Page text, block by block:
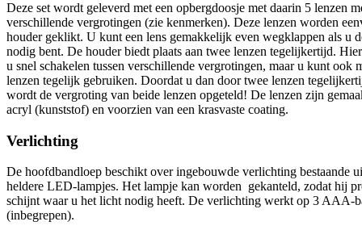
Deze set wordt geleverd met een opbergdoosje met daarin 5 lenzen
verschillende vergrotingen (zie kenmerken). Deze lenzen worden
houder geklikt. U kunt een lens gemakkelijk even wegklappen als u
nodig bent. De houder biedt plaats aan twee lenzen tegelijkertijd.
u snel schakelen tussen verschillende vergrotingen, maar u kunt ook
lenzen tegelijk gebruiken. Doordat u dan door twee lenzen
wordt de vergroting van beide lenzen opgeteld! De lenzen zijn
acryl (kunststof) en voorzien van een krasvaste coating.
Verlichting
De hoofdbandloep beschikt over ingebouwde verlichting bestaande
heldere LED-lampjes. Het lampje kan worden gekanteld, zodat hij
schijnt waar u het licht nodig heeft. De verlichting werkt op 3 AAA-
(inbegrepen).